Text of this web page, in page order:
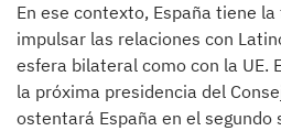
En ese contexto, España tiene
impulsar las relaciones con
esfera bilateral como con la UE.
la próxima presidencia del
ostentará España en el